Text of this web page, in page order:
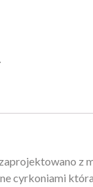
z
cyrkoniami